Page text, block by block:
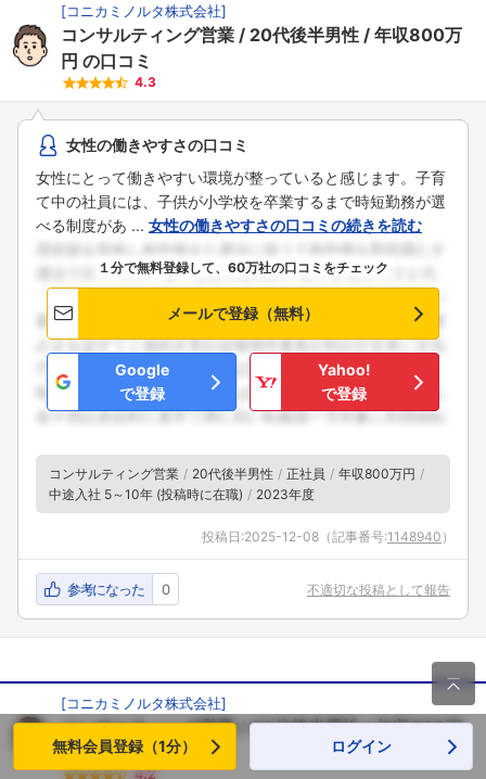
[コニカミノルタ株式会社]
コンサルティング営業 20代後半男性
年収800万
円 の口コミ
4.3
女性の働きやすさの口コミ
女性にとって働きやすい環境が整っていると感じます。子育
て中の社員には、子供が小学校を卒業するまで時短勤務が選
べる制度があ ... 女性の働きやすさの口コミの続きを読む
１分で無料登録して、60万社の口コミをチェック
メールで登録（無料）
Google
で登録
Yahoo!
で登録
コンサルティング営業 20代後半男性 正社員
年収800万円
中途入社 5～10年 (投稿時に在職)
2023年度
投稿日:2025-12-08 （記事番号:1148940 ）
参考になった 0 不適切な投稿として報告
[コニカミノルタ株式会社]
コンサルティング営業 40代後半男性
年収900万
円 の口コミ
4.2

無料会員登録（1分） ログイン